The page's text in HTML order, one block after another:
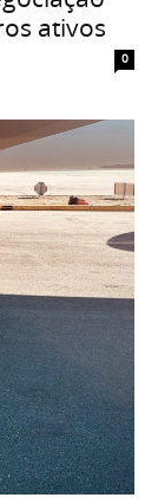
ativos
0